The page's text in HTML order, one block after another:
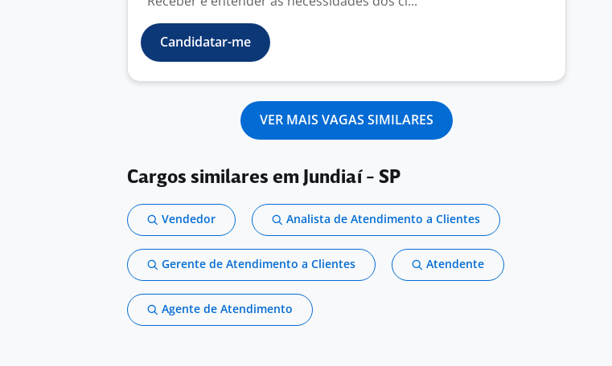
Candidatar-me
VER MAIS VAGAS SIMILARES
Cargos similares em Jundiaí - SP
Vendedor Analista de Atendimento a Clientes
Gerente de Atendimento a Clientes Atendente
Agente de Atendimento